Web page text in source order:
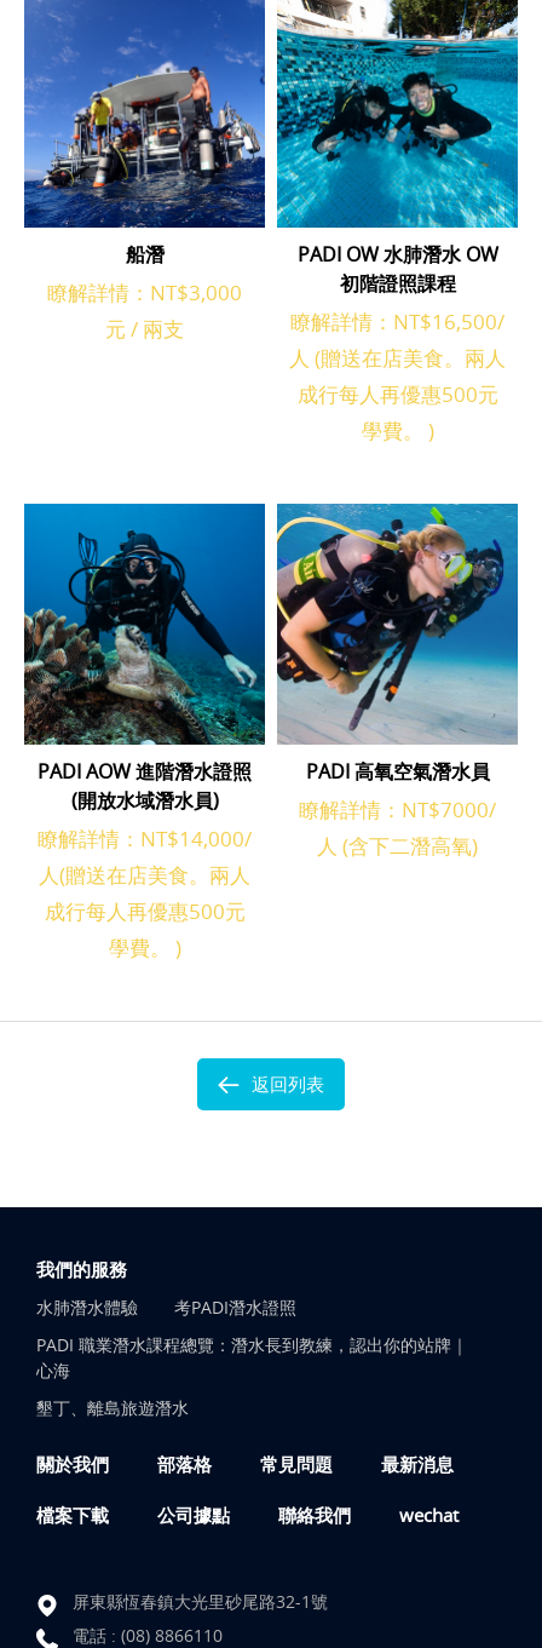
船潛
瞭解詳情：NT$3,000
元 / 兩支
PADI OW 水肺潛水 OW
初階證照課程
瞭解詳情：NT$16,500/
人 (贈送在店美食。兩人
成行每人再優惠500元
學費。 )
PADI AOW 進階潛水證照
(開放水域潛水員)
瞭解詳情：NT$14,000/
人(贈送在店美食。兩人
成行每人再優惠500元
學費。 )
PADI 高氧空氣潛水員
瞭解詳情：NT$7000/
人 (含下二潛高氧)
返回列表
我們的服務
水肺潛水體驗
考PADI潛水證照
PADI 職業潛水課程總覽：潛水長到教練，認出你的站牌｜
心海
墾丁、離島旅遊潛水
關於我們 部落格 常見問題 最新消息
檔案下載 公司據點 聯絡我們 wechat
屏東縣恆春鎮大光里砂尾路32-1號
電話 : (08) 8866110